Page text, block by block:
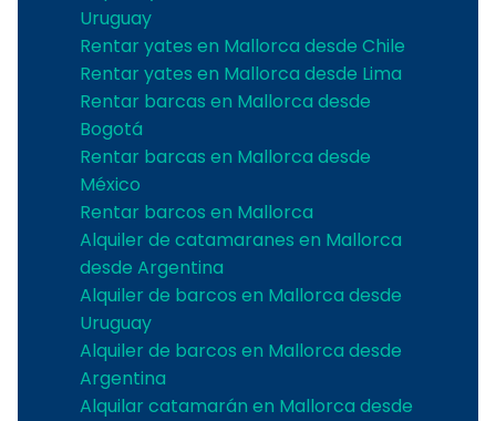
Uruguay
Rentar yates en Mallorca desde Chile
Rentar yates en Mallorca desde Lima
Rentar barcas en Mallorca desde
Bogotá
Rentar barcas en Mallorca desde
México
Rentar barcos en Mallorca
Alquiler de catamaranes en Mallorca
desde Argentina
Alquiler de barcos en Mallorca desde
Uruguay
Alquiler de barcos en Mallorca desde
Argentina
Alquilar catamarán en Mallorca desde